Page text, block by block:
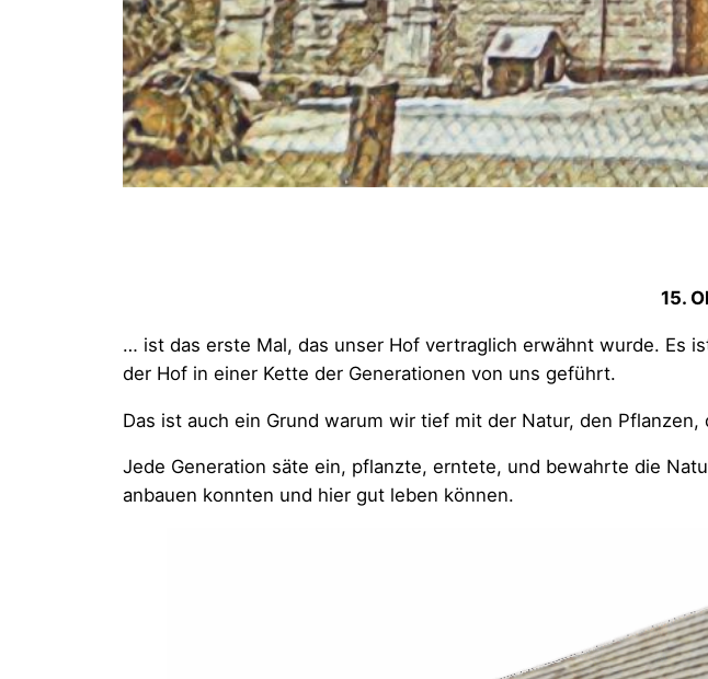
15.
… ist das erste Mal, das unser Hof vertraglich erwähnt wurde. Es
der Hof in einer Kette der Generationen von uns geführt.
Das ist auch ein Grund warum wir tief mit der Natur, den
Jede Generation säte ein, pflanzte, erntete, und bewahrte die
anbauen konnten und hier gut leben können.